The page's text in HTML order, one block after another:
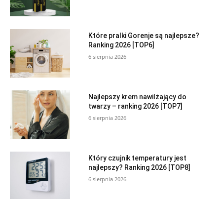
Które pralki Gorenje są najlepsze?
Ranking 2026 [TOP6]
6 sierpnia 2026
Najlepszy krem nawilżający do
twarzy – ranking 2026 [TOP7]
6 sierpnia 2026
Który czujnik temperatury jest
najlepszy? Ranking 2026 [TOP8]
6 sierpnia 2026